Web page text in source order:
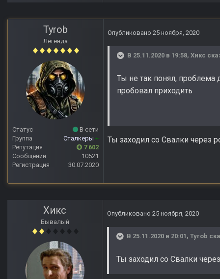
Tyrob
Легенда
Статус
В сети
Группа
Сталкеры +
Репутация
7 602
Сообщений
10521
Регистрация
30.07.2020
Опубликовано 25 ноября, 2020
В 25.11.2020 в 19:58, Хикс
Ты не так понял, проблема
пробовал приходить
Ты заходил со Свалки через
Хикс
Бывалый
Опубликовано 25 ноября, 2020
В 25.11.2020 в 20:01, Tyrob
Ты заходил со Свалки